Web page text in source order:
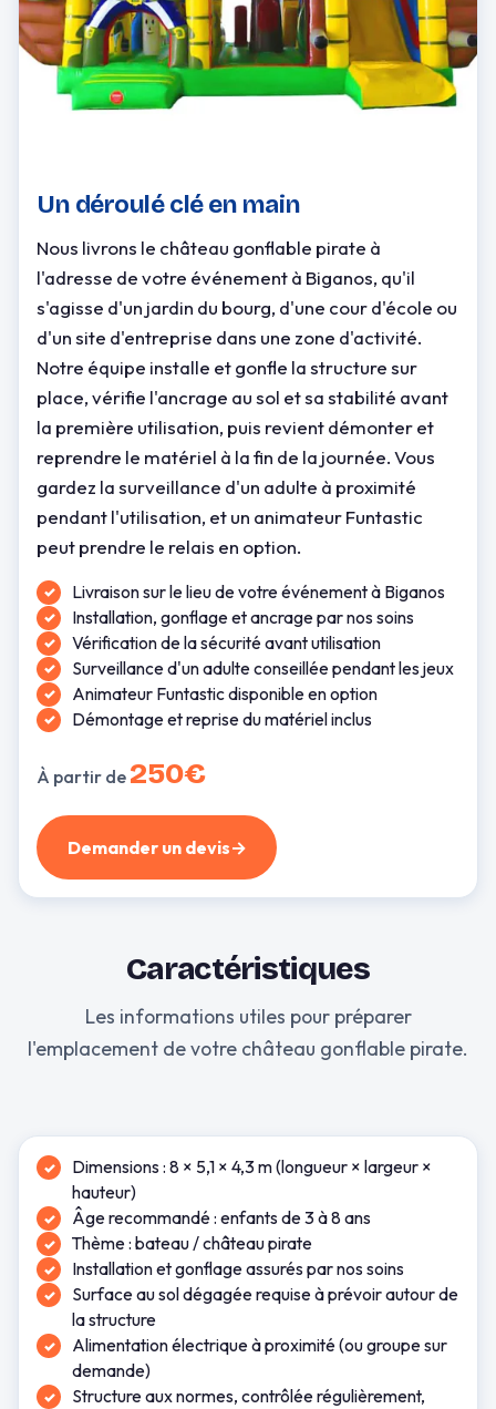
Un déroulé clé en main
Nous livrons le château gonflable pirate à
l'adresse de votre événement à Biganos, qu'il
s'agisse d'un jardin du bourg, d'une cour d'école ou
d'un site d'entreprise dans une zone d'activité.
Notre équipe installe et gonfle la structure sur
place, vérifie l'ancrage au sol et sa stabilité avant
la première utilisation, puis revient démonter et
reprendre le matériel à la fin de la journée. Vous
gardez la surveillance d'un adulte à proximité
pendant l'utilisation, et un animateur Funtastic
peut prendre le relais en option.
Livraison sur le lieu de votre événement à Biganos
Installation, gonflage et ancrage par nos soins
Vérification de la sécurité avant utilisation
Surveillance d'un adulte conseillée pendant les jeux
Animateur Funtastic disponible en option
Démontage et reprise du matériel inclus
À partir de 250€
Demander un devis→
Caractéristiques
Les informations utiles pour préparer
l'emplacement de votre château gonflable pirate.
Dimensions : 8 × 5,1 × 4,3 m (longueur × largeur ×
hauteur)
Âge recommandé : enfants de 3 à 8 ans
Thème : bateau / château pirate
Installation et gonflage assurés par nos soins
Surface au sol dégagée requise à prévoir autour de
la structure
Alimentation électrique à proximité (ou groupe sur
demande)
Structure aux normes, contrôlée régulièrement,